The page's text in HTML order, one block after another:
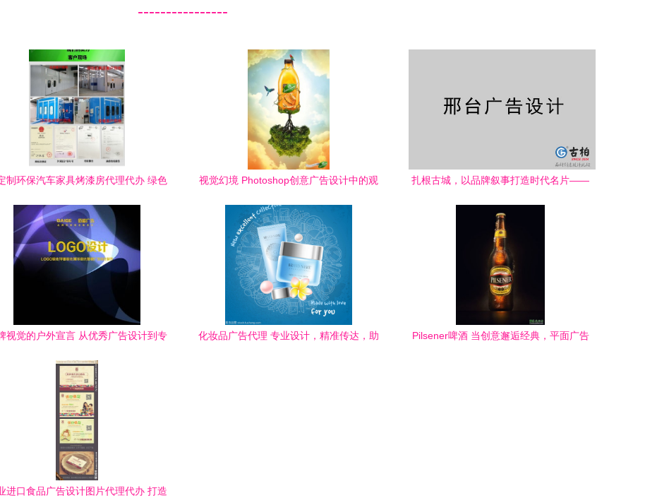
----------------
制环保汽车家具烤漆房代理代办 绿色
视觉幻境 Photoshop创意广告设计中的观
扎根古城，以品牌叙事打造时代名片——
视觉的户外宣言 从优秀广告设计到专
化妆品广告代理 专业设计，精准传达，助
Pilsener啤酒 当创意邂逅经典，平面广告
进口食品广告设计图片代理代办 打造